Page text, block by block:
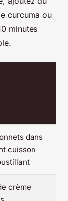
curcuma ou
minutes
dans
cuisson
crème